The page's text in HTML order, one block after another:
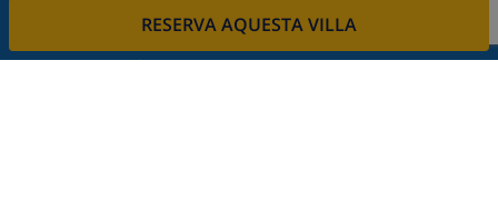
RESERVA AQUESTA VILLA
Subscriu-vos al nostre butlletí i estigues informat
de les últimes novetats i ofertes. Respectem la
vostra privadesa.